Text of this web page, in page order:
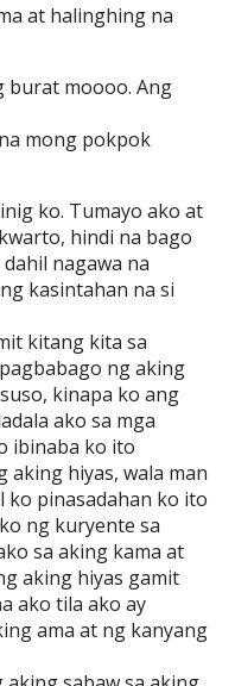
at halinghing na
burat moooo. Ang
mong pokpok
ko. Tumayo ako at
hindi na bago
nagawa na
kasintahan na si
kitang kita sa
ng aking
kinapa ko ang
ako sa mga
ibinaba ko ito
aking hiyas, wala man
pinasadahan ko ito
ng kuryente sa
sa aking kama at
aking hiyas gamit
ako tila ako ay
ama at ng kanyang